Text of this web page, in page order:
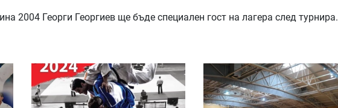
2004 Георги Георгиев ще бъде специален гост на лагера след турнира.